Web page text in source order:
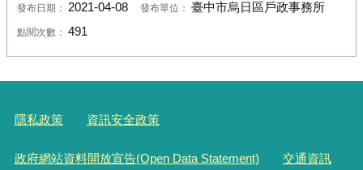
發布日期： 2021-04-08 發布單位： 臺中市烏日區戶政事務所
點閱次數： 491
隱私政策 資訊安全政策
政府網站資料開放宣告(Open Data Statement) 交通資訊